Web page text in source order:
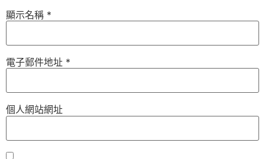
顯示名稱 *
電子郵件地址 *
個人網站網址